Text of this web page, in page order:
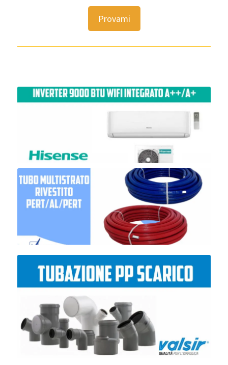
Provami